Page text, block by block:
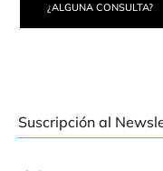
¿ALGUNA CONSULTA?
Suscripción al